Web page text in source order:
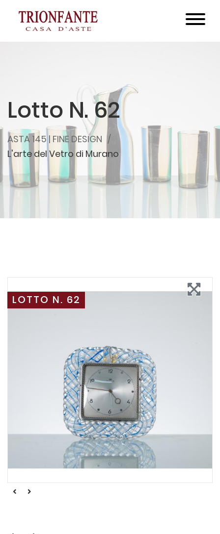
Lotto N. 62
ASTA 145 | FINE DESIGN
L'arte del Vetro di Murano
LOTTO N. 62